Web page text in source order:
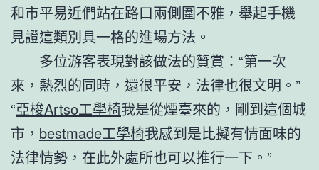
和市平易近們站在路口兩側圍不雅，舉起手機
見證這類別具一格的進場方法。
多位游客表現對該做法的贊賞：“第一次
來，熱烈的同時，還很平安，法律也很文明。”
“亞梭Artso工學椅我是從煙臺來的，剛到這個城
市， bestmade工學椅我感到是比擬有情面味的
法律情勢，在此外處所也可以推行一下。”